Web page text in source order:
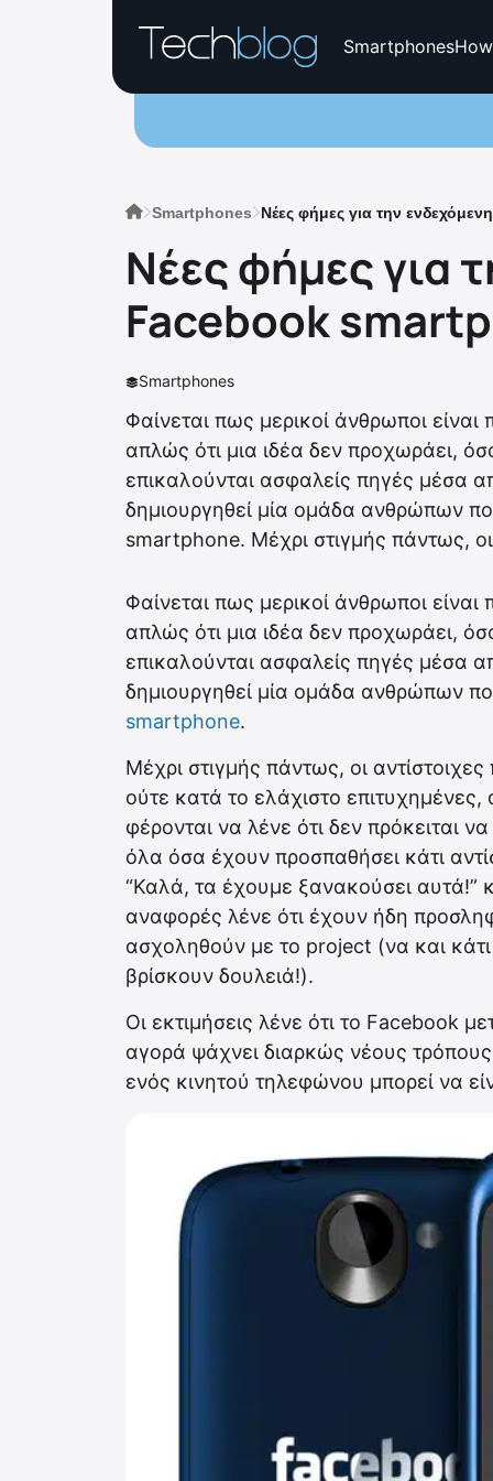
Smartphones
Smartphones Νέες φήμες για την
Νέες φήμες για
Facebook
Smartphones
Φαίνεται πως μερικοί άνθρωποι
απλώς ότι μια ιδέα δεν προχωράει,
επικαλούνται ασφαλείς πηγές μέσα
δημιουργηθεί μία ομάδα ανθρώπων
smartphone. Μέχρι στιγμής πάντως,
Φαίνεται πως μερικοί άνθρωποι
απλώς ότι μια ιδέα δεν προχωράει,
επικαλούνται ασφαλείς πηγές μέσα
δημιουργηθεί μία ομάδα ανθρώπων
smartphone.
Μέχρι στιγμής πάντως, οι
ούτε κατά το ελάχιστο
φέρονται να λένε ότι δεν πρόκειται
όλα όσα έχουν προσπαθήσει κάτι
“Καλά, τα έχουμε ξανακούσει αυτά!”
αναφορές λένε ότι έχουν ήδη
ασχοληθούν με το project (να και
βρίσκουν δουλειά!).
Οι εκτιμήσεις λένε ότι το Facebook
αγορά ψάχνει διαρκώς νέους
ενός κινητού τηλεφώνου μπορεί να